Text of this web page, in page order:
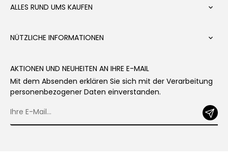
ALLES RUND UMS KAUFEN 
NÜTZLICHE INFORMATIONEN 
AKTIONEN UND NEUHEITEN AN IHRE E-MAIL
Mit dem Absenden erklären Sie sich mit der Verarbeitung
personenbezogener Daten einverstanden.